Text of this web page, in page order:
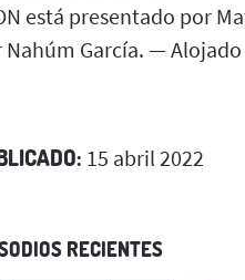
está presentado por
Nahúm García. — Alojado
15 abril 2022
RECIENTES